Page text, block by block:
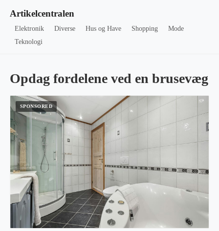
Artikelcentralen
Elektronik Diverse Hus og Have Shopping
Mode
Teknologi
Opdag fordelene ved en brusevæg